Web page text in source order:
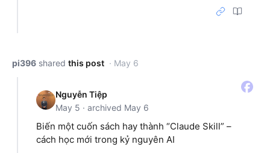
pi396 shared this post · May 6
Nguyễn Tiệp
May 5 · archived May 6
Biến một cuốn sách hay thành “Claude Skill” –
cách học mới trong kỷ nguyên AI